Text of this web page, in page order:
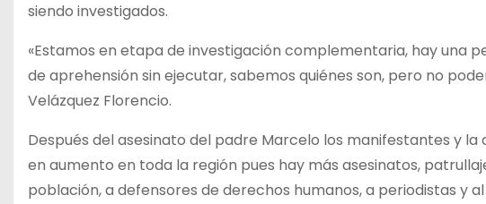
siendo investigados.
«Estamos en etapa de investigación complementaria, hay una
de aprehensión sin ejecutar, sabemos quiénes son, pero no
Velázquez Florencio.
Después del asesinato del padre Marcelo los manifestantes y
en aumento en toda la región pues hay más asesinatos,
población, a defensores de derechos humanos, a periodistas y